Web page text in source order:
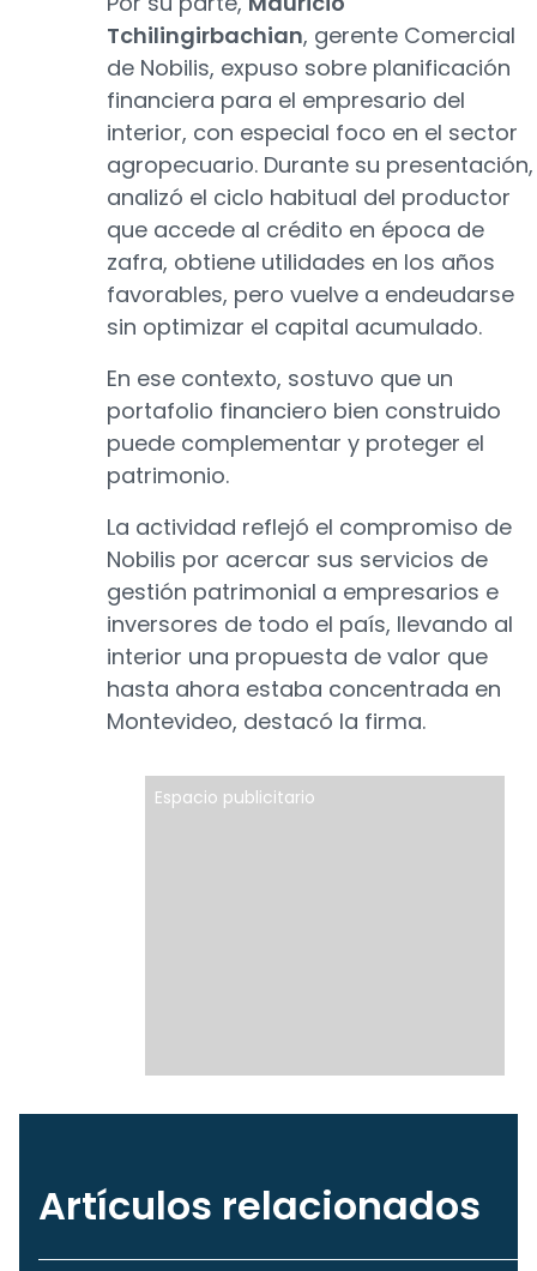
Tchilingirbachian, gerente Comercial
de Nobilis, expuso sobre planificación
financiera para el empresario del
interior, con especial foco en el sector
agropecuario. Durante su presentación,
analizó el ciclo habitual del productor
que accede al crédito en época de
zafra, obtiene utilidades en los años
favorables, pero vuelve a endeudarse
sin optimizar el capital acumulado.
En ese contexto, sostuvo que un
portafolio financiero bien construido
puede complementar y proteger el
patrimonio.
La actividad reflejó el compromiso de
Nobilis por acercar sus servicios de
gestión patrimonial a empresarios e
inversores de todo el país, llevando al
interior una propuesta de valor que
hasta ahora estaba concentrada en
Montevideo, destacó la firma.
Espacio publicitario
Artículos relacionados